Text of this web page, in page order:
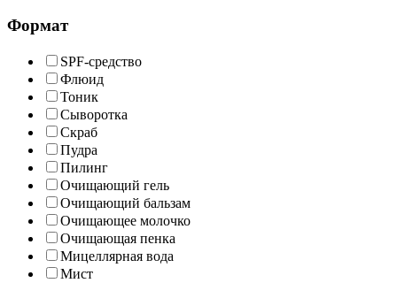
Формат
SPF-средство
Флюид
Тоник
Сыворотка
Скраб
Пудра
Пилинг
Очищающий гель
Очищающий бальзам
Очищающее молочко
Очищающая пенка
Мицеллярная вода
Мист